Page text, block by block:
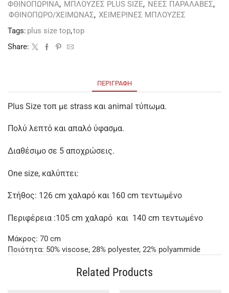
ΦΘΙΝΟΠΩΡΙΝΑ, ΜΠΛΟΥΖΕΣ PLUS SIZE, ΝΕΕΣ ΠΑΡΑΛΑΒΕΣ,
ΦΘΙΝΟΠΩΡΟ/ΧΕΙΜΩΝΑΣ, ΧΕΙΜΕΡΙΝΕΣ ΜΠΛΟΥΖΕΣ
Tags: plus size top,top
Share:
ΠΕΡΙΓΡΑΦΉ
Plus Size τοπ με strass και animal τύπωμα.
Πολύ λεπτό και απαλό ύφασμα.
Διαθέσιμο σε 5 αποχρώσεις.
One size, καλύπτει:
Στήθος: 126 cm χαλαρό και 160 cm τεντωμένο
Περιφέρεια :105 cm χαλαρό και 140 cm τεντωμένο
Μάκρος: 70 cm
Ποιότητα: 50% viscose, 28% polyester, 22% polyammide
Related Products